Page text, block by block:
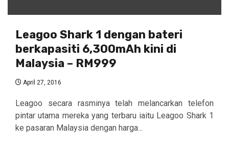
Leagoo Shark 1 dengan bateri
berkapasiti 6,300mAh kini di
Malaysia – RM999
April 27, 2016
Leagoo secara rasminya telah melancarkan telefon
pintar utama mereka yang terbaru iaitu Leagoo Shark 1
ke pasaran Malaysia dengan harga...